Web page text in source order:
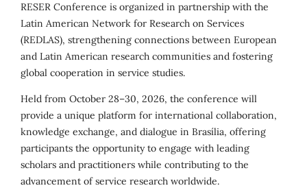
RESER Conference is organized in partnership with the
Latin American Network for Research on Services
(REDLAS), strengthening connections between European
and Latin American research communities and fostering
global cooperation in service studies.
Held from October 28–30, 2026, the conference will
provide a unique platform for international collaboration,
knowledge exchange, and dialogue in Brasília, offering
participants the opportunity to engage with leading
scholars and practitioners while contributing to the
advancement of service research worldwide.